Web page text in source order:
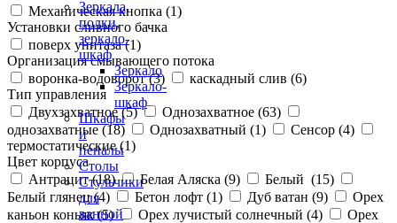
Зеркала,
полки,
зеркало-
шкаф
Зеркало
Зеркало-
шкаф
Шкафы
и
пеналы
Столы
Стульчики
для
ванной
Механическая кнопка (1)
Установки сливного бачка
поверх унитаза (1)
Организация смывающего потока
воронка-водоворот (3) каскадный слив (6)
Тип управления
Двухзахватное (5) Однозахватное (63)
однозахватные (18) Однозахватный (1) Сенсор (4)
термостатические (1)
Цвет корпуса
Антрацит (18) Белая Аляска (9) Белый (15)
Белый глянец (4) Бетон лофт (1) Дуб ватан (9)
Орех
каньон коньяк (5) Орех лучистый солнечный (4)
Орех